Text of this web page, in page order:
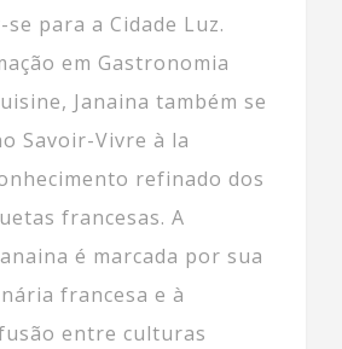
para a Cidade Luz.
em Gastronomia
Janaina também se
Savoir-Vivre à la
refinado dos
francesas. A
é marcada por sua
francesa e à
entre culturas